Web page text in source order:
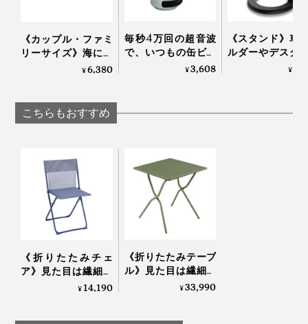
フレームを持ち運ぶ際は、付属のフックを装着すればき
ゅっとコンパクトに。女性が片手でカンタンに持ち運べ
普段はリビングを定位置にして、夕涼みしたい時だけベ
プ場へ。
写真は、リクライニングチェア「 RSX CLIP AirComfort
《カップル・ファミ
リーサイズ》海にも
人にも“優しい” - 砂が
FRIENDLY BEACH
BLANKET / LARGE
¥6,380
毎秒4万回の超音波
で、いつもの缶ビー
ルからクリーミーな
¥3,608
《スタンド》車
ルダーやデスク
ンドに安定感バ
¥
こちらもおすすめ
《折りたたみチェ
ア》見た目は繊細な
のに、水や紫外線に
¥14,190
《折りたたみテーブ
ル》見た目は繊細な
のに、水や紫外線に
¥33,990